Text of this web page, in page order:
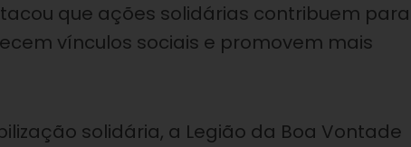
que ações solidárias contribuem
vínculos sociais e promovem mais
solidária, a Legião da Boa Vontade